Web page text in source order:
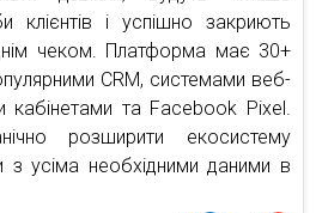
клієнтів і успішно закриють
чеком. Платформа має 30+
CRM, системами веб-
кабінетами та Facebook Pixel.
розширити екосистему
з усіма необхідними даними в